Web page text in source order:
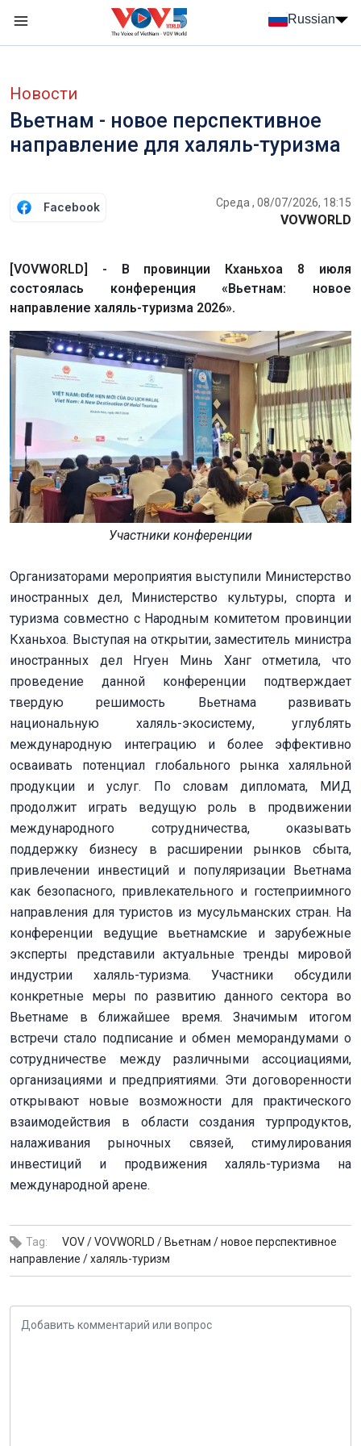
Russian
Новости
Вьетнам - новое перспективное
направление для халяль-туризма
Facebook Среда , 08/07/2026, 18:15
VOVWORLD
[VOVWORLD] - В провинции Кханьхоа 8 июля
состоялась конференция «Вьетнам: новое
направление халяль-туризма 2026».
Участники конференции
Организаторами мероприятия выступили Министерство
иностранных дел, Министерство культуры, спорта и
туризма совместно с Народным комитетом провинции
Кханьхоа. Выступая на открытии, заместитель министра
иностранных дел Нгуен Минь Ханг отметила, что
проведение данной конференции подтверждает
твердую решимость Вьетнама развивать
национальную халяль-экосистему, углублять
международную интеграцию и более эффективно
осваивать потенциал глобального рынка халяльной
продукции и услуг. По словам дипломата, МИД
продолжит играть ведущую роль в продвижении
международного сотрудничества, оказывать
поддержку бизнесу в расширении рынков сбыта,
привлечении инвестиций и популяризации Вьетнама
как безопасного, привлекательного и гостеприимного
направления для туристов из мусульманских стран. На
конференции ведущие вьетнамские и зарубежные
эксперты представили актуальные тренды мировой
индустрии халяль-туризма. Участники обсудили
конкретные меры по развитию данного сектора во
Вьетнаме в ближайшее время. Значимым итогом
встречи стало подписание и обмен меморандумами о
сотрудничестве между различными ассоциациями,
организациями и предприятиями. Эти договоренности
открывают новые возможности для практического
взаимодействия в области создания турпродуктов,
налаживания рыночных связей, стимулирования
инвестиций и продвижения халяль-туризма на
международной арене.
Tag: VOV /VOVWORLD / Вьетнам /новое перспективное
направление /халяль-туризм